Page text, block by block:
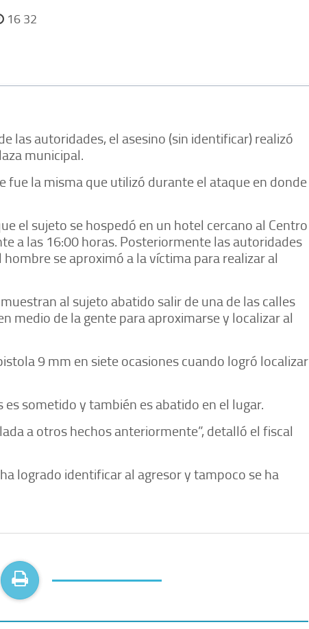
16 32
las autoridades, el asesino (sin identificar) realizó
municipal.
fue la misma que utilizó durante el ataque en donde
el sujeto se hospedó en un hotel cercano al Centro
a las 16:00 horas. Posteriormente las autoridades
se aproximó a la víctima para realizar al
al sujeto abatido salir de una de las calles
medio de la gente para aproximarse y localizar al
9 mm en siete ocasiones cuando logró localizar
es sometido y también es abatido en el lugar.
a otros hechos anteriormente”, detalló el fiscal
logrado identificar al agresor y tampoco se ha